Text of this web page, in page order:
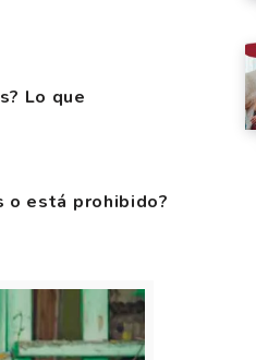
Lo que
o está prohibido?